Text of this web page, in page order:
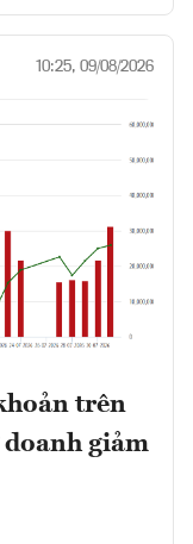
10:25, 09/08/2026
trên
giảm